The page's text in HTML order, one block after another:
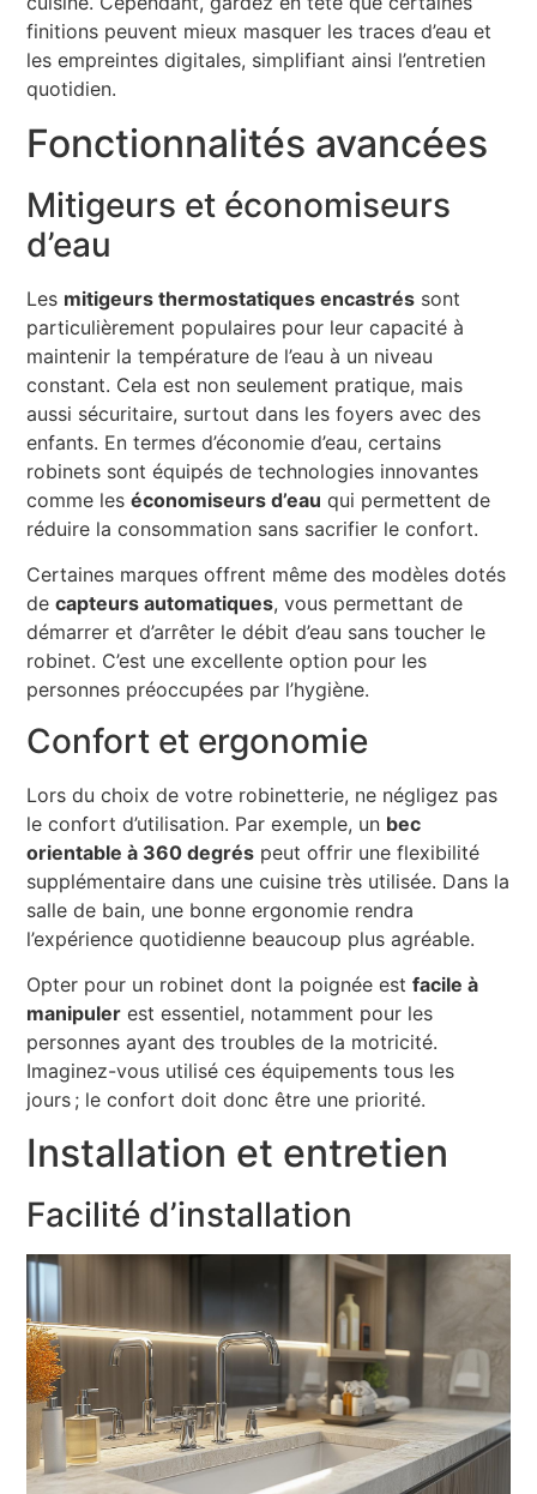
finitions peuvent mieux masquer les traces d’eau et
les empreintes digitales, simplifiant ainsi l’entretien
quotidien.
Fonctionnalités avancées
Mitigeurs et économiseurs
d’eau
Les mitigeurs thermostatiques encastrés sont
particulièrement populaires pour leur capacité à
maintenir la température de l’eau à un niveau
constant. Cela est non seulement pratique, mais
aussi sécuritaire, surtout dans les foyers avec des
enfants. En termes d’économie d’eau, certains
robinets sont équipés de technologies innovantes
comme leséconomiseurs d’eau qui permettent de
réduire la consommation sans sacrifier le confort.
Certaines marques offrent même des modèles dotés
decapteurs automatiques, vous permettant de
démarrer et d’arrêter le débit d’eau sans toucher le
robinet. C’est une excellente option pour les
personnes préoccupées par l’hygiène.
Confort et ergonomie
Lors du choix de votre robinetterie, ne négligez pas
le confort d’utilisation. Par exemple, un bec
orientable à 360 degrés peut offrir une flexibilité
supplémentaire dans une cuisine très utilisée. Dans la
salle de bain, une bonne ergonomie rendra
l’expérience quotidienne beaucoup plus agréable.
Opter pour un robinet dont la poignée estfacile à
manipuler est essentiel, notamment pour les
personnes ayant des troubles de la motricité.
Imaginez-vous utilisé ces équipements tous les
jours ; le confort doit donc être une priorité.
Installation et entretien
Facilité d’installation